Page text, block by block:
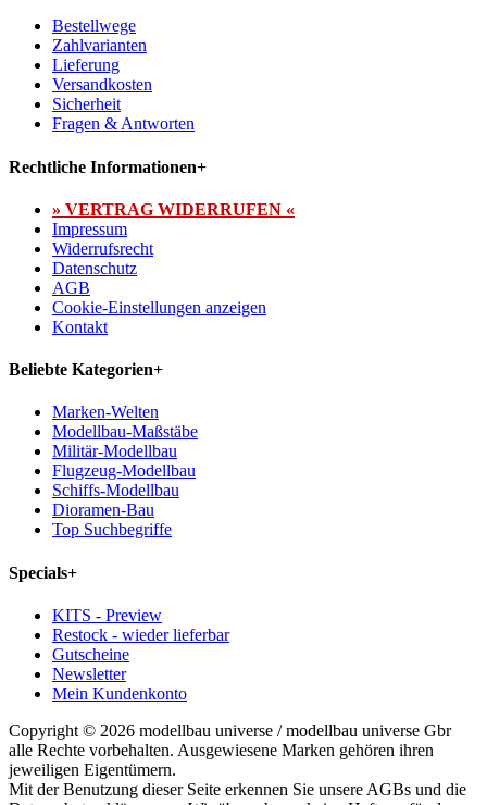
Bestellwege
Zahlvarianten
Lieferung
Versandkosten
Sicherheit
Fragen & Antworten
Rechtliche Informationen+
» VERTRAG WIDERRUFEN «
Impressum
Widerrufsrecht
Datenschutz
AGB
Cookie-Einstellungen anzeigen
Kontakt
Beliebte Kategorien+
Marken-Welten
Modellbau-Maßstäbe
Militär-Modellbau
Flugzeug-Modellbau
Schiffs-Modellbau
Dioramen-Bau
Top Suchbegriffe
Specials+
KITS - Preview
Restock - wieder lieferbar
Gutscheine
Newsletter
Mein Kundenkonto
Copyright © 2026 modellbau universe / modellbau universe Gbr
alle Rechte vorbehalten. Ausgewiesene Marken gehören ihren
jeweiligen Eigentümern.
Mit der Benutzung dieser Seite erkennen Sie unsere AGBs und die